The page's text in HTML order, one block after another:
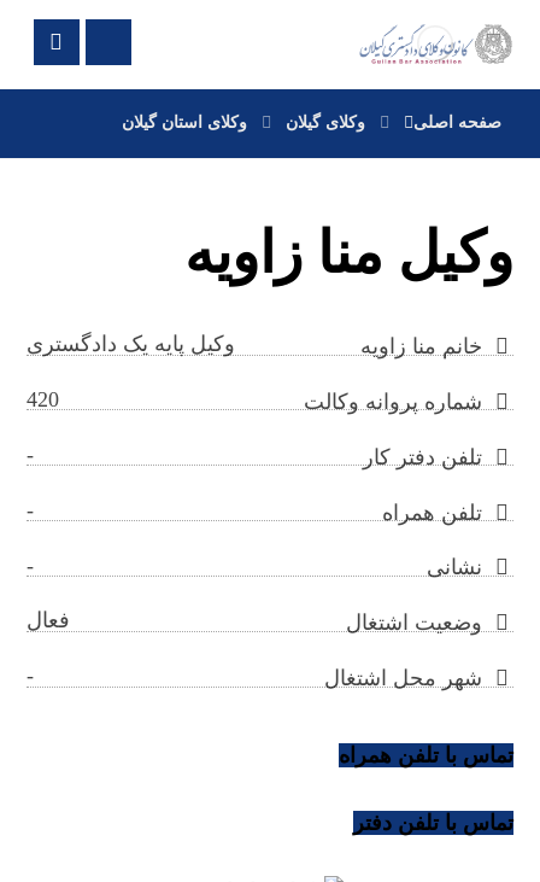
صفحه اصلی وکلای گیلان وکلای استان گیلان
وکیل منا زاویه
خانم منا زاویه وکیل پایه یک دادگستری
شماره پروانه وکالت 420
تلفن دفتر کار -
تلفن همراه -
نشانی -
وضعیت اشتغال فعال
شهر محل اشتغال -
تماس با تلفن همراه
تماس با تلفن دفتر